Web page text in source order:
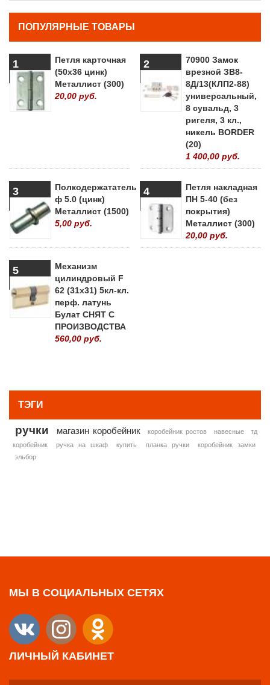
ПОПУЛЯРНЫЕ ТОВАРЫ
1
Петля карточная
(50х36 цинк)
Металлист (300)
20,00 руб.
2
70900 Замок
врезной ЗВ8-
8Д/13(КЛП2-88)
универсальный,
8 сувальд, 3
ригеля, 3 кл.,
никель BORDER
(20)
1 400,00 руб.
3
Полкодержататель
ф 5.0 (цинк)
Металлист (1500)
5,00 руб.
4
Петля накладная
ПН 5-40 (без
покрытия)
Металлист (300)
20,00 руб.
5
Механизм
цилиндровый F
62 (31х31) 5кл-кл.
перф. латунь
Булат СНЯТ С
ПРОИЗВОДСТВА
560,00 руб.
ТЭГИ
ручки магазин коробейник коробейник ростов навесные
тд
коробейник
ручка на шкаф купить планка ручки
коробейник замки
эльбор
МЫ В СОЦИАЛЬНЫХ СЕТЯХ
ЛИЧНЫЙ КАБИНЕТ